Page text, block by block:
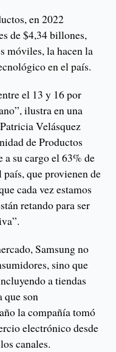
en 2022
de $4,34 billones,
móviles, la hacen la
en el país.
el 13 y 16 por
ilustra en una
Velásquez
de Productos
su cargo el 63% de
que provienen de
cada vez estamos
retando para ser
Samsung no
sino que
a tiendas
que son
la compañía tomó
electrónico desde
canales.